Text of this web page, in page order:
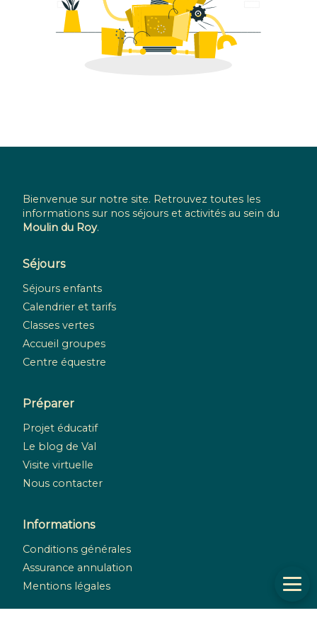
Bienvenue sur notre site. Retrouvez toutes les
informations sur nos séjours et activités au sein du
Moulin du Roy.
Séjours
Séjours enfants
Calendrier et tarifs
Classes vertes
Accueil groupes
Centre équestre
Préparer
Projet éducatif
Le blog de Val
Visite virtuelle
Nous contacter
Informations
Conditions générales
Assurance annulation
Mentions légales